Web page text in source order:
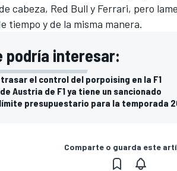
cabeza, Red Bull y Ferrari, pero
tiempo y de la misma manera.
podría interesar:
el control del porpoising en la F1
Austria de F1 ya tiene un sancionado
límite presupuestario para la temporada
Comparte o guarda este